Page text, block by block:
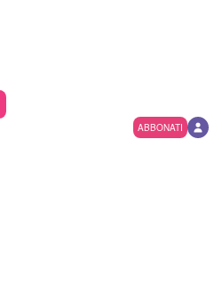
ABBONATI